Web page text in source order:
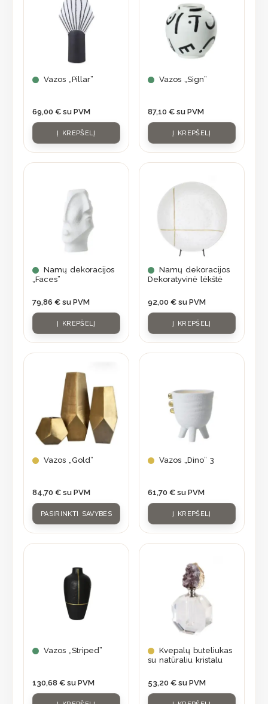
Vazos „Pillar”
69,00 € su PVM
Į KREPŠELĮ
Vazos „Sign”
87,10 € su PVM
Į KREPŠELĮ
Namų dekoracijos
„Faces”
79,86 € su PVM
Į KREPŠELĮ
Namų dekoracijos
Dekoratyvinė lėkštė
92,00 € su PVM
Į KREPŠELĮ
Vazos „Gold”
84,70 € su PVM
PASIRINKTI SAVYBES
multiple
variants.
The
options
may
chosen
on
the
product
page
Vazos „Dino” 3
61,70 € su PVM
Į KREPŠELĮ
Vazos „Striped”
130,68 € su PVM
Kvepalų buteliukas
su natūraliu kristalu
53,20 € su PVM